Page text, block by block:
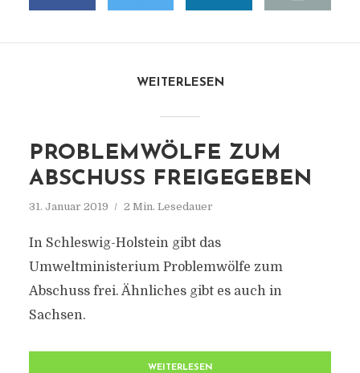
WEITERLESEN
PROBLEMWÖLFE ZUM
ABSCHUSS FREIGEGEBEN
31. Januar 2019 2 Min. Lesedauer
In Schleswig-Holstein gibt das
Umweltministerium Problemwölfe zum
Abschuss frei. Ähnliches gibt es auch in
Sachsen.
WEITERLESEN